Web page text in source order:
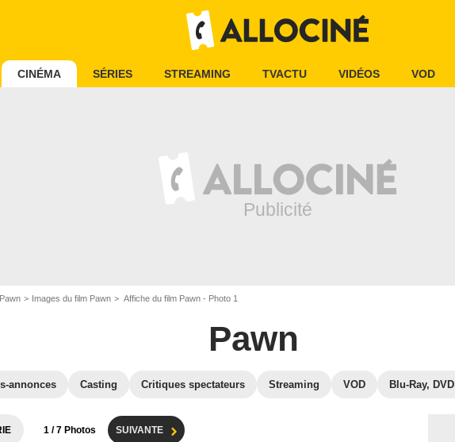
CINÉMA SÉRIES STREAMING TVACTU VIDÉOS VOD
Pawn Images du film Pawn Affiche du film Pawn - Photo 1
Pawn
annonces Casting Critiques spectateurs Streaming VOD Blu-Ray, DVD
1 / 7 Photos SUIVANTE